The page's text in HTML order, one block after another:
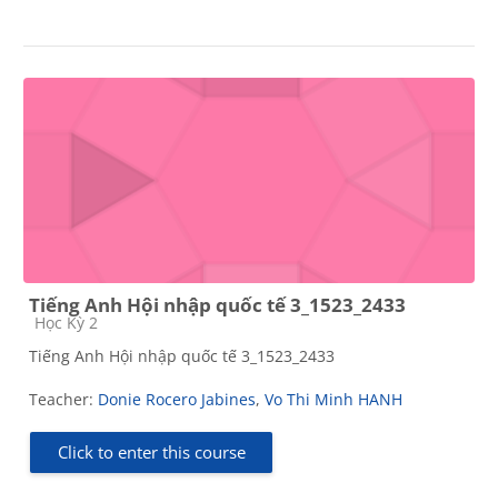
Tiếng Anh Hội nhập quốc tế 3_1523_2433
Course category
Học Kỳ 2
Tiếng Anh Hội nhập quốc tế 3_1523_2433
Teacher: Donie Rocero Jabines, Vo Thi Minh HANH
Click to enter this course